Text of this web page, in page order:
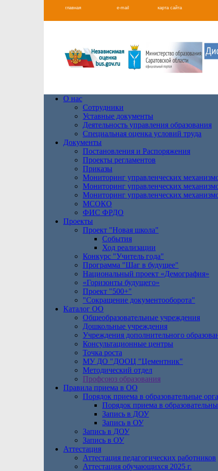
главная e-mail карта сайта
О нас
Сотрудники
Уставные документы
Деятельность управления образования
Специальная оценка условий труда
Документы
Постановления и Распоряжения
Проекты регламентов
Приказы
Мониторинг управленческих
Мониторинг управленческих
Мониторинг управленческих
МСОКО
ФИС ФРДО
Проекты
Проект "Новая школа"
События
Ход реализации
Конкурс "Учитель года"
Программа "Шаг в будущее"
Национальный проект «Демография»
«Горизонты будущего»
Проект "500+"
"Сокращение документооборота"
Каталог ОО
Общеобразовательные учреждения
Дошкольные учреждения
Учреждения дополнительного
Консультационные центры
Точка роста
МУ ДО "ДООЦ "Цементник"
Методический отдел
Профсоюз образования
Правила приема в ОО
Порядок приема в образовательные
Порядок приема в
Запись в ДОУ
Запись в ОУ
Запись в ДОУ
Запись в ОУ
Аттестация
Аттестация педагогических работников
Аттестация обучающихся 2025 г.